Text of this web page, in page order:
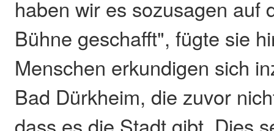
haben wir es sozusagen auf
Bühne geschafft", fügte sie
Menschen erkundigen sich
Bad Dürkheim, die zuvor
dass es die Stadt gibt. Dies